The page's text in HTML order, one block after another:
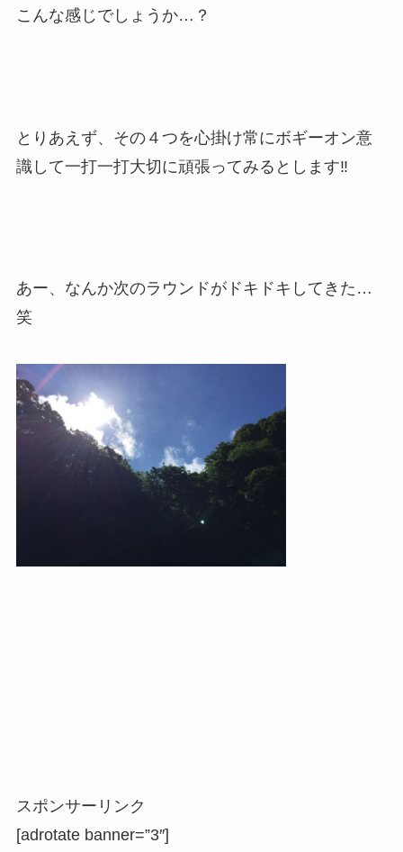
こんな感じでしょうか…？
とりあえず、その４つを心掛け常にボギーオン意
識して一打一打大切に頑張ってみるとします‼︎
あー、なんか次のラウンドがドキドキしてきた…
笑
スポンサーリンク
[adrotate banner=”3″]